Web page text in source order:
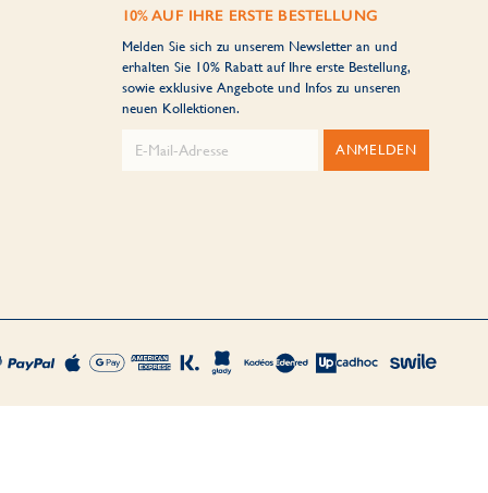
10% AUF IHRE ERSTE BESTELLUNG
Melden Sie sich zu unserem Newsletter an und
erhalten Sie 10% Rabatt auf Ihre erste Bestellung,
sowie exklusive Angebote und Infos zu unseren
neuen Kollektionen.
ANMELDEN